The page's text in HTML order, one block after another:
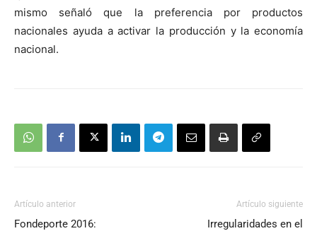
mismo señaló que la preferencia por productos
nacionales ayuda a activar la producción y la economía
nacional.
Artículo anterior
Fondeporte 2016:
Artículo siguiente
Irregularidades en el